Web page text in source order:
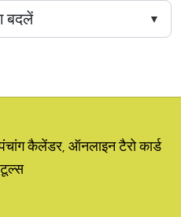
कैलेंडर, ऑनलाइन टैरो कार्ड